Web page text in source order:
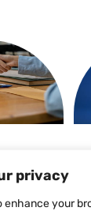
privacy
enhance your